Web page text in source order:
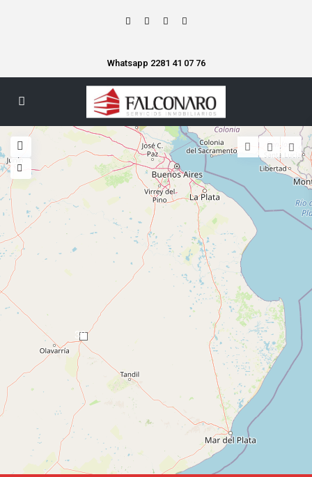
Whatsapp 2281 41 07 76
36